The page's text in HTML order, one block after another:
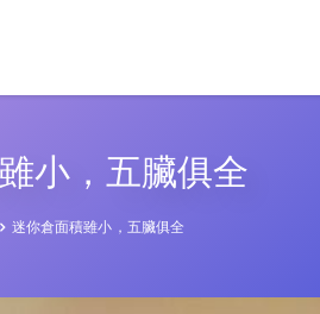
小，五臟俱全
迷你倉面積雖小，五臟俱全